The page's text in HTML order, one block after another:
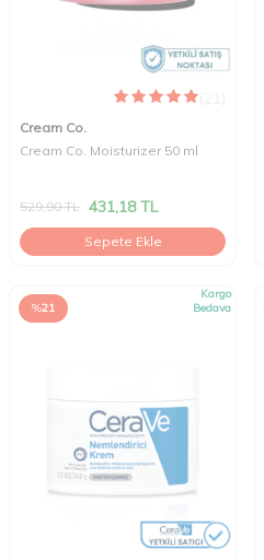
Cream Co.
Cream Co. Moisturizer 50 ml
529,90TL 431,18TL
Sepete Ekle
%21
Kargo
Bedava